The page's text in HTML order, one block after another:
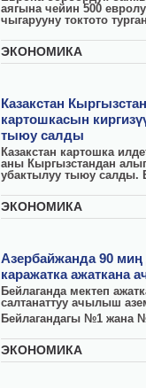
аягына чейин 500
чыгарууну токтото
ЭКОНОМИКА
Казакстан
картошкасын
тыюу салды
Казакстан картошка
аны Кыргызстандан
убактылуу тыюу салды.
ЭКОНОМИКА
Азербайжанда 90
каражатка ажаткана
Бейлаганда мектеп
салтанаттуу ачылыш
Бейлагандагы №1 жана
ЭКОНОМИКА